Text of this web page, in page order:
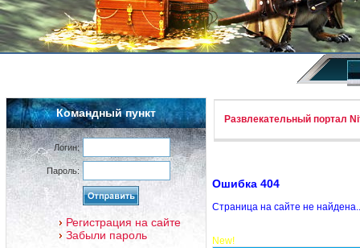
Командный пункт
Логин:
Пароль:
Регистрация на сайте
Забыли пароль
Развлекательный портал
Ошибка 404
Страница на сайте не
New!